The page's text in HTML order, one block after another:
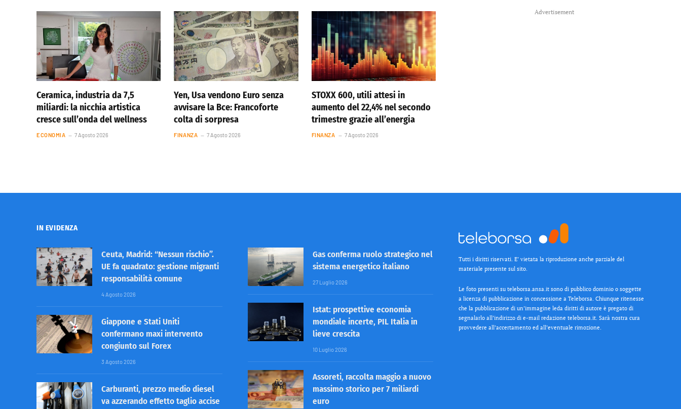
Ceramica, industria da 7,5
miliardi: la nicchia artistica
cresce sull’onda del wellness
ECONOMIA 7 Agosto 2026
Yen, Usa vendono Euro senza
avvisare la Bce: Francoforte
colta di sorpresa
FINANZA 7 Agosto 2026
STOXX 600, utili attesi in
aumento del 22,4% nel secondo
trimestre grazie all’energia
FINANZA 7 Agosto 2026
Advertisement
IN EVIDENZA
Ceuta, Madrid: “Nessun rischio”.
UE fa quadrato: gestione migranti
responsabilità comune
4 Agosto 2026
Giappone e Stati Uniti
confermano maxi intervento
congiunto sul Forex
3 Agosto 2026
Carburanti, prezzo medio diesel
va azzerando effetto taglio accise
Gas conferma ruolo strategico nel
sistema energetico italiano
27 Luglio 2026
Istat: prospettive economia
mondiale incerte, PIL Italia in
lieve crescita
10 Luglio 2026
Assoreti, raccolta maggio a nuovo
massimo storico per 7 miliardi
euro
Tutti i diritti riservati. E’ vietata la riproduzione anche parziale del
materiale presente sul sito.
Le foto presenti su teleborsa.ansa.it sono di pubblico dominio o soggette
a licenza di pubblicazione in concessione a Teleborsa. Chiunque ritenesse
che la pubblicazione di un’immagine leda diritti di autore è pregato di
segnalarlo all’indirizzo di e-mail redazione teleborsa.it. Sarà nostra cura
provvedere all’accertamento ed all’eventuale rimozione.